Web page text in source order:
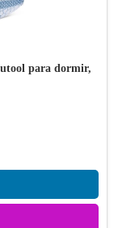
para dormir,